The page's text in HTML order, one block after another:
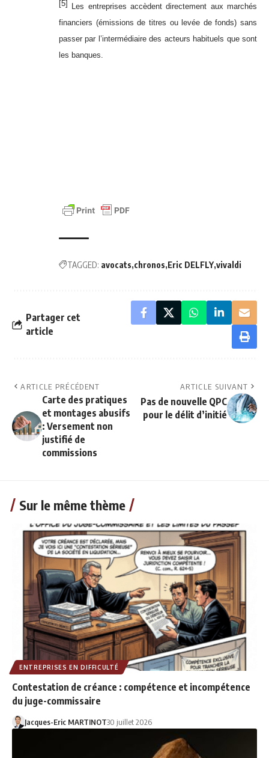
[5]
Les entreprises accèdent directement aux marchés
financiers (émissions de titres ou levée de fonds) sans
passer par l’intermédiaire des acteurs habituels que sont
les banques.
TAGGED: avocats chronos Eric DELFLY vivaldi
Partager cet
article
ARTICLE PRÉCÉDENT
Carte des pratiques
et montages abusifs
: Versement non
justifié de
commissions
ARTICLE SUIVANT
Pas de nouvelle QPC
pour le délit d’initié
Sur le même thème
ENTREPRISES EN DIFFICULTÉ
Contestation de créance : compétence et incompétence
du juge-commissaire
Jacques-Eric MARTINOT30 juillet 2026